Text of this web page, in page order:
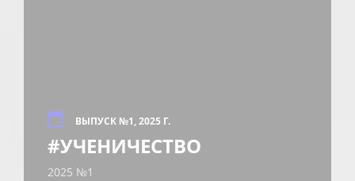
ВЫПУСК №1, 2025 Г.
#УЧЕНИЧЕСТВО
2025 №1